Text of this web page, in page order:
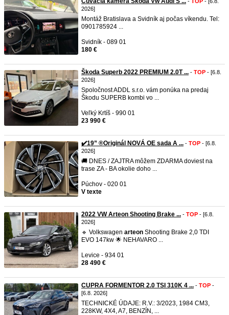
2026]
Montáž Bratislava a Svidník aj počas víkendu. Tel:
0901785924 ...
Svidník - 089 01
180 €
Škoda Superb 2022 PREMIUM 2.0T ... - TOP - [6.8.
2026]
Spoločnost ADDL s.r.o. vám ponúka na predaj
Škodu SUPERB kombi vo ...
Veľký Krtíš - 990 01
23 990 €
✔️19” ®Originál NOVÁ OE sada A ... - TOP - [6.8.
2026]
🚚 DNES / ZAJTRA môžem ZDARMA doviest na
trase ZA - BA okolie doho ...
Púchov - 020 01
V texte
2022 VW Arteon Shooting Brake ... - TOP - [6.8.
2026]
🔹 Volkswagen arteon Shooting Brake 2,0 TDI
EVO 147kw 🌟 NEHAVARO ...
Levice - 934 01
28 490 €
CUPRA FORMENTOR 2.0 TSI 310K 4 ... - TOP -
[6.8. 2026]
TECHNICKÉ ÚDAJE: R.V.: 3/2023, 1984 CM3,
228KW, 4X4, A7, BENZÍN, ...